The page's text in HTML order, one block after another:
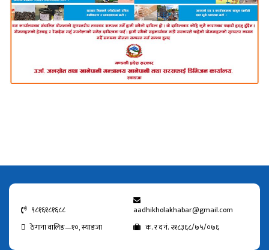
९८१६१८१६८८
aadhikholakhabar@gmail.com
ठेगाना वालिङ—१०, स्याङजा
क. र द नं. २१८३६८/७५/०७६